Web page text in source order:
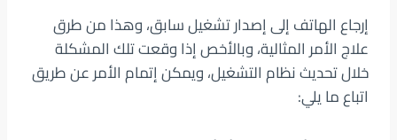
إرجاع الهاتف إلى إصدار تشغيل سابق، وهذا من طرق
علاج الأمر المثالية، وبالأخص إذا وقعت تلك المشكلة
خلال تحديث نظام التشغيل، ويمكن إتمام الأمر عن طريق
اتباع ما يلي: